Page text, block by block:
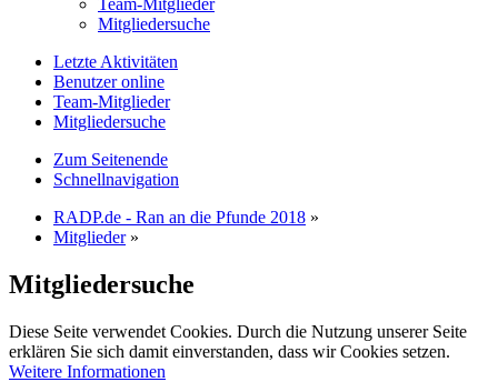
Team-Mitglieder
Mitgliedersuche
Letzte Aktivitäten
Benutzer online
Team-Mitglieder
Mitgliedersuche
Zum Seitenende
Schnellnavigation
RADP.de - Ran an die Pfunde 2018 »
Mitglieder »
Mitgliedersuche
Diese Seite verwendet Cookies. Durch die Nutzung unserer Seite
erklären Sie sich damit einverstanden, dass wir Cookies setzen.
Weitere Informationen